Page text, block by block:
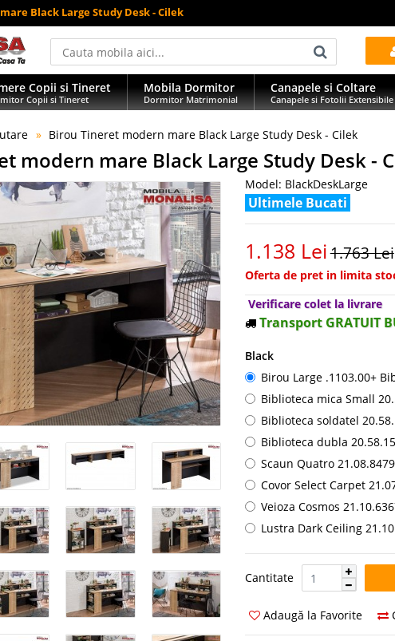
Black Large Study Desk - Cilek
Copii si Tineret
Copii si Tineret
Mobila Dormitor
Dormitor Matrimonial
Canapele si Coltare
Canapele si Fotolii Extensibile
Birou Tineret modern mare Black Large Study Desk - Cilek
modern mare Black Large Study Desk -
Model: BlackDeskLarge
Ultimele Bucati
1.138 Lei1.763 Lei
Oferta de pret in limita
Verificare colet la livrare
Transport GRATUIT
Black
Birou Large .1103.00+
Biblioteca mica Small
Biblioteca soldatel
Biblioteca dubla
Scaun Quatro
Covor Select Carpet
Veioza Cosmos
Lustra Dark Ceiling
Cantitate Cantitate:
Adaugă la Favorite